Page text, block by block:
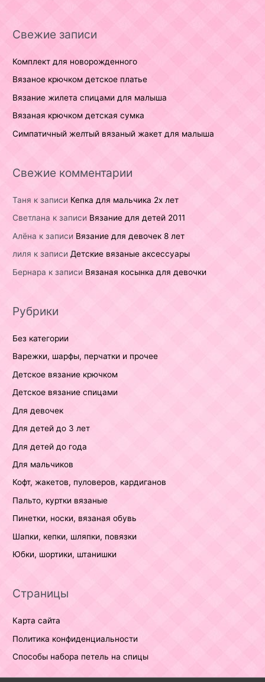
Свежие записи
Комплект для новорожденного
Вязаное крючком детское платье
Вязание жилета спицами для малыша
Вязаная крючком детская сумка
Симпатичный желтый вязаный жакет для малыша
Свежие комментарии
Таня к записи Кепка для мальчика 2х лет
Светлана к записи Вязание для детей 2011
Алёна к записи Вязание для девочек 8 лет
лиля к записиДетские вязаные аксессуары
Бернара к записи Вязаная косынка для девочки
Рубрики
Без категории
Варежки, шарфы, перчатки и прочее
Детское вязание крючком
Детское вязание спицами
Для девочек
Для детей до 3 лет
Для детей до года
Для мальчиков
Кофт, жакетов, пуловеров, кардиганов
Пальто, куртки вязаные
Пинетки, носки, вязаная обувь
Шапки, кепки, шляпки, повязки
Юбки, шортики, штанишки
Страницы
Карта сайта
Политика конфиденциальности
Способы набора петель на спицы